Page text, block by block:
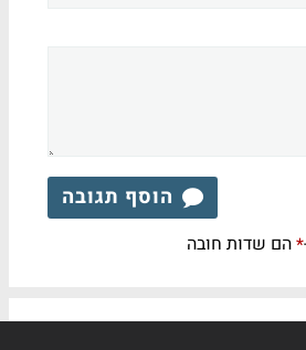
הוסף תגובה
*הם שדות חובה